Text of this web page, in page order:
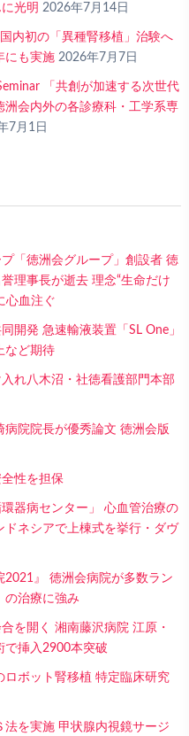
光明 2026年7月14日
内初の「異種腎移植」治験へ
にも実施 2026年7月7日
「共創が加速する次世代
洲会内外の各診療科・工学系専
7月1日
「徳洲会グループ」創設者 徳
理事長が逝去 理念“生命だけ
心血注ぐ
開発 急速輸液装置「SL One」
など期待
れ八木沼・社徳看護部門本部
院院長が優秀論文 徳洲会版
性を担保
器病センター」 心血管治療の
ドネシアで上棟式を挙行・ダヴ
2021』 徳洲会病院が多数ラン
の治療に強み
を開く 湘南藤沢病院 江原・
で挿入2900本突破
ボット腎移植 特定臨床研究
を実施 甲状腺内視鏡サージ